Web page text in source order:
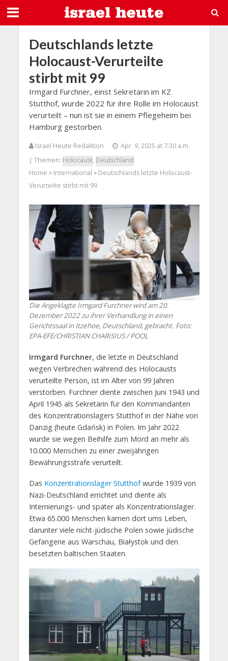
Deutschlands letzte
Holocaust-Verurteilte
stirbt mit 99
Irmgard Furchner, einst Sekretärin im KZ
Stutthof, wurde 2022 für ihre Rolle im Holocaust
verurteilt – nun ist sie in einem Pflegeheim bei
Hamburg gestorben.
Israel Heute Redaktion
Apr. 9, 2025 at 7:30 a.m.
| Themen: Holocaust, Deutschland
Home > International > Deutschlands letzte Holocaust-
Verurteilte stirbt mit 99
Die Angeklagte Irmgard Furchner wird am 20.
Dezember 2022 zu ihrer Verhandlung in einen
Gerichtssaal in Itzehoe, Deutschland, gebracht. Foto:
EPA-EFE/CHRISTIAN CHARISIUS / POOL
Irmgard Furchner, die letzte in Deutschland
wegen Verbrechen während des Holocausts
verurteilte Person, ist im Alter von 99 Jahren
verstorben. Furchner diente zwischen Juni 1943 und
April 1945 als Sekretärin für den Kommandanten
des Konzentrationslagers Stutthof in der Nähe von
Danzig (heute Gdańsk) in Polen. Im Jahr 2022
wurde sie wegen Beihilfe zum Mord an mehr als
10.000 Menschen zu einer zweijährigen
Bewährungsstrafe verurteilt. ​
Das Konzentrationslager Stutthofwurde 1939 von
Nazi-Deutschland errichtet und diente als
Internierungs- und später als Konzentrationslager.
Etwa 65.000 Menschen kamen dort ums Leben,
darunter viele nicht-jüdische Polen sowie jüdische
Gefangene aus Warschau, Białystok und den
besetzten baltischen Staaten.